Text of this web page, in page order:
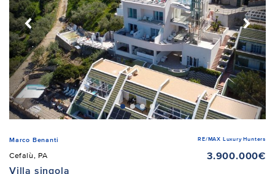
Marco Benanti RE/MAX Luxury Hunters
Cefalù, PA
3.900.000€
Villa singola